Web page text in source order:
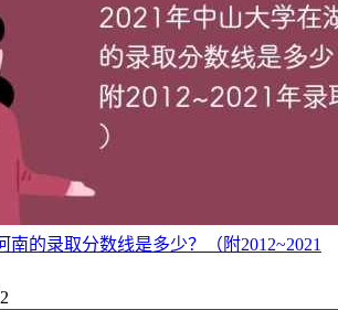
类
200
类
200
合类 150
类
200
类
215
史类
理类 389
各批次录取最低分
贸职业学院录取分数线：湖南专科批历史
南的录取分数线是多少？（附2012~2021